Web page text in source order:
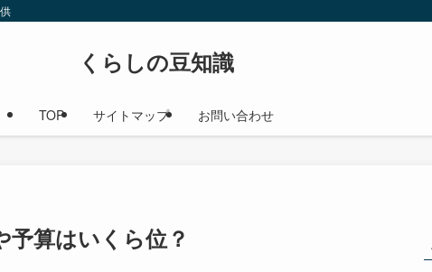
くらしの豆知識
TOP サイトマップ お問い合わせ
算はいくら位？